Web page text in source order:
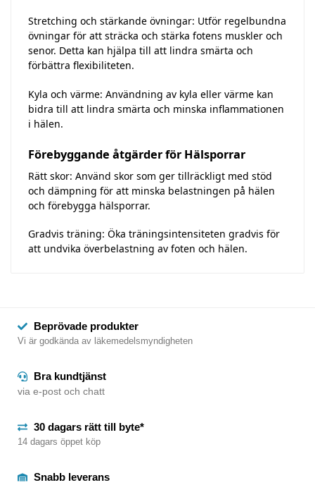
Stretching och stärkande övningar: Utför regelbundna
övningar för att sträcka och stärka fotens muskler och
senor. Detta kan hjälpa till att lindra smärta och
förbättra flexibiliteten.
Kyla och värme: Användning av kyla eller värme kan
bidra till att lindra smärta och minska inflammationen
i hälen.
Förebyggande åtgärder för Hälsporrar
Rätt skor: Använd skor som ger tillräckligt med stöd
och dämpning för att minska belastningen på hälen
och förebygga hälsporrar.
Gradvis träning: Öka träningsintensiteten gradvis för
att undvika överbelastning av foten och hälen.
Beprövade produkter
Vi är godkända av läkemedelsmyndigheten
Bra kundtjänst
via e-post och chatt
30 dagars rätt till byte*
14 dagars öppet köp
Snabb leverans